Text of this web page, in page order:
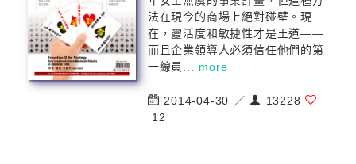
法在現今的商場上絕對碰壁。現
在，靈活度和敏捷性才是王道——
而且企業領導人必須信任他們的第
一線員... more
2014-04-30 ／
13228
12